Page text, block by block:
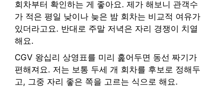
회차부터 확인하는 게 좋아요. 제가 해보니 관객수
가 적은 평일 낮이나 늦은 밤 회차는 비교적 여유가
있더라고요. 반대로 주말 저녁은 자리 경쟁이 치열
해요.
CGV 왕십리 상영표를 미리 훑어두면 동선 짜기가
편해져요. 저는 보통 두세 개 회차를 후보로 정해두
고, 그중 자리 좋은 쪽을 고르는 식으로 해요.